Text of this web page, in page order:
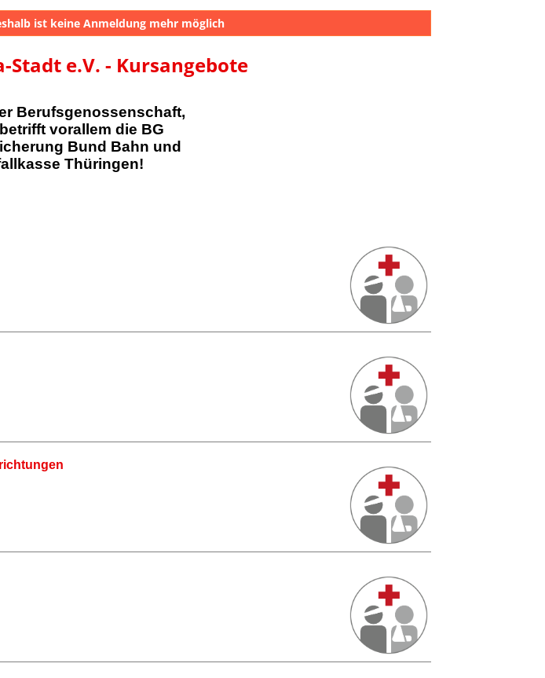
ist keine Anmeldung mehr möglich
Stadt e.V. - Kursangebote
Berufsgenossenschaft,
vorallem die BG
Bund Bahn und
Thüringen!